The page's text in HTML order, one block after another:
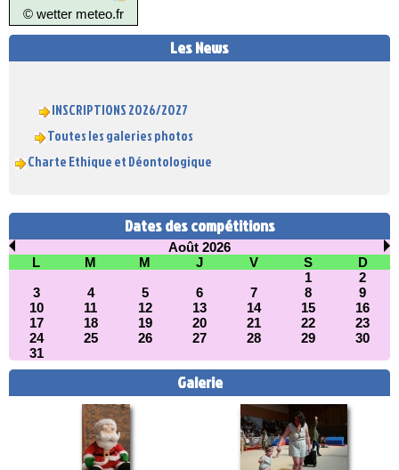
© wetter meteo.fr
Les News
INSCRIPTIONS 2026/2027
Toutes les galeries photos
Charte Ethique et Déontologique
Dates des compétitions
Août 2026
L
M M J V S
D
1
2
3
4 5 6 7 8
9
10
11 12 13 14 15
16
17
18 19 20 21 22
23
24
25 26 27 28 29
30
31
Galerie